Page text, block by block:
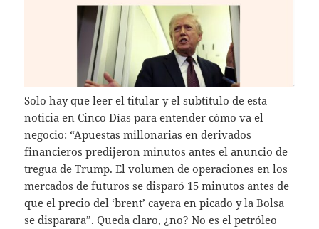
Solo hay que leer el titular y el subtítulo de esta
noticia en Cinco Días para entender cómo va el
negocio: “Apuestas millonarias en derivados
financieros predijeron minutos antes el anuncio de
tregua de Trump. El volumen de operaciones en los
mercados de futuros se disparó 15 minutos antes de
que el precio del ‘brent’ cayera en picado y la Bolsa
se disparara”. Queda claro, ¿no? No es el petróleo